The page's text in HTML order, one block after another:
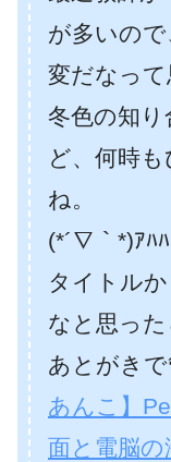
が多いの
変だなって
冬色の知
ど、何時
ね。
(*´∇｀*)ｱﾊﾊ
タイトル
なと思った
あとがきで
あんこ】
面と電脳の